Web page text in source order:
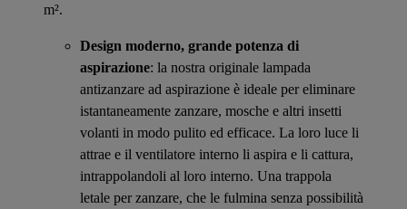
m².
Design moderno, grande potenza di
aspirazione: la nostra originale lampada
antizanzare ad aspirazione è ideale per eliminare
istantaneamente zanzare, mosche e altri insetti
volanti in modo pulito ed efficace. La loro luce li
attrae e il ventilatore interno li aspira e li cattura,
intrappolandoli al loro interno. Una trappola
letale per zanzare, che le fulmina senza possibilità